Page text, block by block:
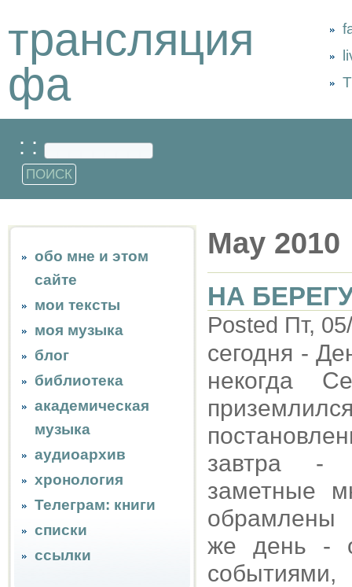
трансляция
фа
: :
обо мне и этом
сайте
мои тексты
моя музыка
блог
библиотека
академическая
музыка
аудиоархив
хронология
Телеграм: книги
списки
ссылки
May 2010
НА
Posted Пт,
сегодня -
некогда
завтра -
заметные
обрамлены
же день -